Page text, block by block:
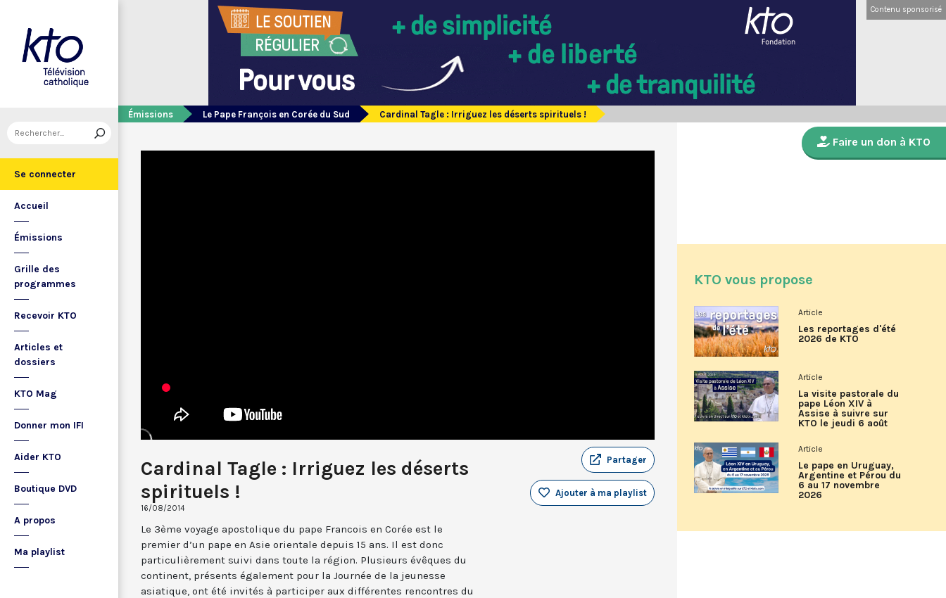
Se connecter
Accueil
Émissions
Grille des
programmes
Recevoir KTO
Articles et
dossiers
KTO Mag
Donner mon IFI
Aider KTO
Boutique DVD
A propos
Ma playlist
Contenu sponsorisé
Émissions Le Pape François en Corée du Sud Cardinal Tagle : Irriguez les déserts spirituels !
Cardinal Tagle : Irriguez les déserts
spirituels !
16/08/2014
Partager
Ajouter à ma playlist
Le 3ème voyage apostolique du pape Francois en Corée est le
premier d’un pape en Asie orientale depuis 15 ans. Il est donc
particulièrement suivi dans toute la région. Plusieurs évêques du
continent, présents également pour la Journée de la jeunesse
asiatique, ont été invités à participer aux différentes rencontres du
Faire un don à KTO
KTO vous propose
Article
Les reportages d'été
2026 de KTO
Article
La visite pastorale du
pape Léon XIV à
Assise à suivre sur
KTO le jeudi 6 août
Article
Le pape en Uruguay,
Argentine et Pérou du
6 au 17 novembre
2026